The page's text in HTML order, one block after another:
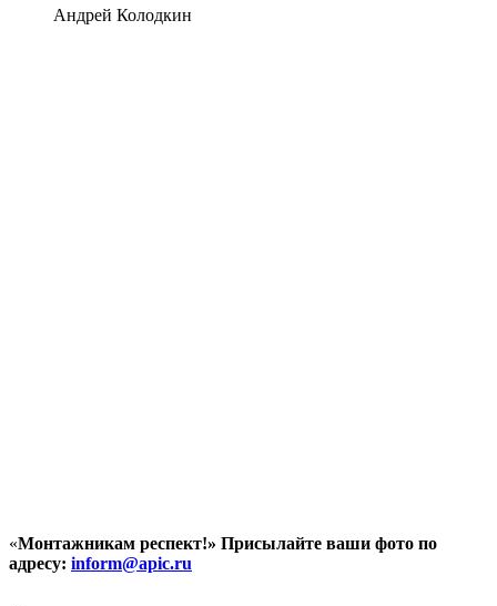
Андрей Колодкин
«Монтажникам респект!» Присылайте ваши фото по
адресу: inform@apic.ru